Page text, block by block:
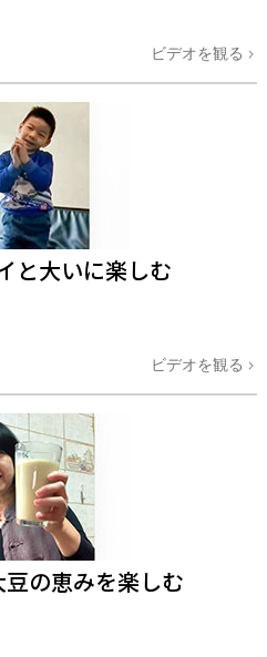
ビデオを観る
と大いに楽しむ
ビデオを観る
の恵みを楽しむ